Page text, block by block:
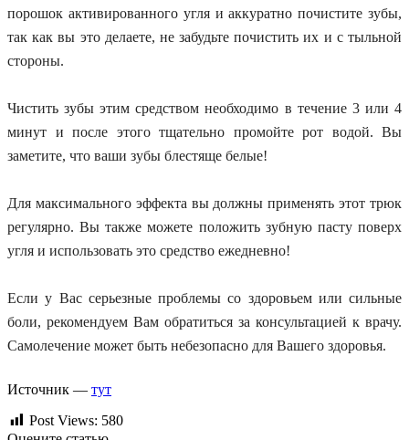
порошок активированного угля и аккуратно почистите зубы,
так как вы это делаете, не забудьте почистить их и с тыльной
стороны.
Чистить зубы этим средством необходимо в течение 3 или 4
минут и после этого тщательно промойте рот водой. Вы
заметите, что ваши зубы блестяще белые!
Для максимального эффекта вы должны применять этот трюк
регулярно. Вы также можете положить зубную пасту поверх
угля и использовать это средство ежедневно!
Если у Вас серьезные проблемы со здоровьем или сильные
боли, рекомендуем Вам обратиться за консультацией к врачу.
Самолечение может быть небезопасно для Вашего здоровья.
Источник — тут
Post Views: 580